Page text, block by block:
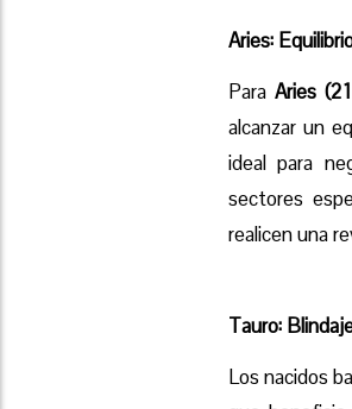
Aries:
ParaAries
alcanzar un
ideal para
sectores
realicen una
Tauro:
Los nacidos